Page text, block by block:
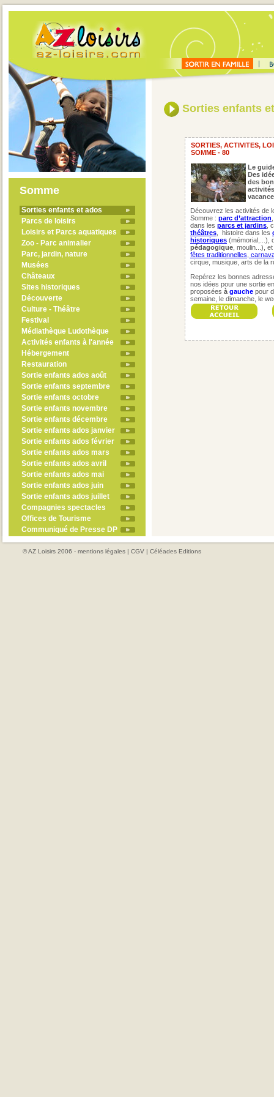
Somme
Sorties enfants et ados
Parcs de loisirs
Loisirs et Parcs aquatiques
Zoo - Parc animalier
Parc, jardin, nature
Musées
Châteaux
Sites historiques
Découverte
Culture - Théâtre
Festival
Médiathèque Ludothèque
Activités enfants à l'année
Hébergement
Restauration
Sortie enfants ados août
Sortie enfants septembre
Sortie enfants octobre
Sortie enfants novembre
Sortie enfants décembre
Sortie enfants ados janvier
Sortie enfants ados février
Sortie enfants ados mars
Sortie enfants ados avril
Sortie enfants ados mai
Sortie enfants ados juin
Sortie enfants ados juillet
Compagnies spectacles
Offices de Tourisme
Communiqué de Presse DP
Sorties enfants
SORTIES, ACTIVITES,
SOMME - 80
Le
Des
des
Découvrez les activités de
Somme : parc d’attraction
dans les parcs et jardins ,
théâtres
histoire dans les
historiques (mémorial,...),
pédagogique , moulin...),
fêtes traditionnelles
cirque, musique, arts de la
Repérez les bonnes
nos idées pour une sortie
proposées à gauche pour
semaine, le dimanche, le
© AZ Loisirs 2006 - mentions légales | CGV | Céléades Editions